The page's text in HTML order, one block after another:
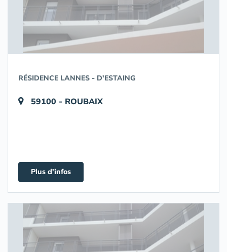
RÉSIDENCE LANNES - D'ESTAING
59100 - ROUBAIX
Plus d'infos